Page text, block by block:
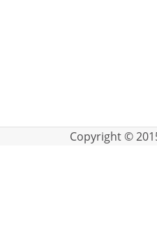
Copyright ©